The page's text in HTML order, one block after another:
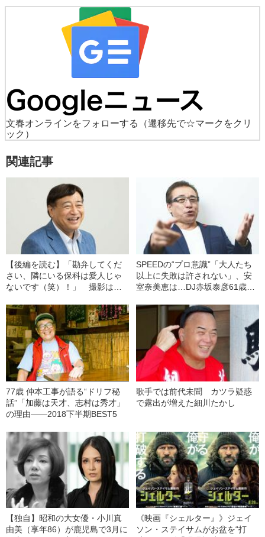
文春オンラインをフォローする
（遷移先で☆マークをクリ
ック）
関連記事
【後編を読む】「勘弁してくだ
さい、隣にいる保科は愛人じゃ
ないです（笑）！」 撮影は自
プラン、商品は低価格…通販会
社・夢グループの“ゆるいCM“の
ナゾ
SPEEDの“プロ意識”「大人たち
以上に失敗は許されない」、安
室奈美恵は…DJ赤坂泰彦61歳が
もヒッパレ』の舞台裏
77歳 仲本工事が語る“ドリフ秘
話”「加藤は天才、志村は秀才」
の理由――2018下半期BEST5
歌手では前代未聞 カツラ疑惑
で露出が増えた細川たかし
【独自】昭和の大女優・小川真
由美（享年86）が鹿児島で3月に
《映画『シェルター』》ジェイ
ソン・ステイサムがお盆を“打